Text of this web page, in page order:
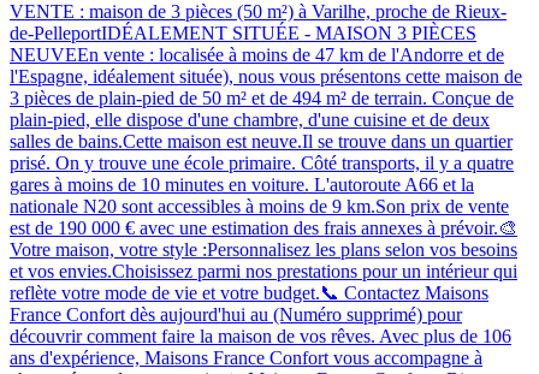
VENTE : maison de 3 pièces (50 m²) à Varilhe, proche de Rieux-
de-PelleportIDÉALEMENT SITUÉE - MAISON 3 PIÈCES
NEUVEEn vente : localisée à moins de 47 km de l'Andorre et de
l'Espagne, idéalement située), nous vous présentons cette maison de
3 pièces de plain-pied de 50 m² et de 494 m² de terrain. Conçue de
plain-pied, elle dispose d'une chambre, d'une cuisine et de deux
salles de bains.Cette maison est neuve.Il se trouve dans un quartier
prisé. On y trouve une école primaire. Côté transports, il y a quatre
gares à moins de 10 minutes en voiture. L'autoroute A66 et la
nationale N20 sont accessibles à moins de 9 km.Son prix de vente
est de 190 000 € avec une estimation des frais annexes à prévoir.🎨
Votre maison, votre style :Personnalisez les plans selon vos besoins
et vos envies.Choisissez parmi nos prestations pour un intérieur qui
reflète votre mode de vie et votre budget.📞 Contactez Maisons
France Confort dès aujourd'hui au (Numéro supprimé) pour
découvrir comment faire la maison de vos rêves. Avec plus de 106
ans d'expérience, Maisons France Confort vous accompagne à